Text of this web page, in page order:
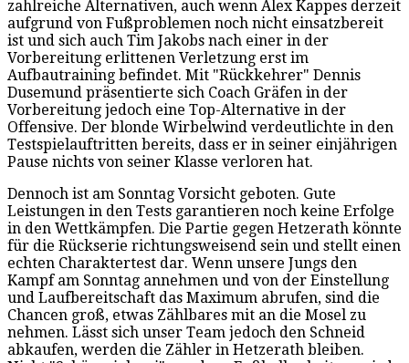
zahlreiche Alternativen, auch wenn Alex Kappes derzeit
aufgrund von Fußproblemen noch nicht einsatzbereit
ist und sich auch Tim Jakobs nach einer in der
Vorbereitung erlittenen Verletzung erst im
Aufbautraining befindet. Mit "Rückkehrer" Dennis
Dusemund präsentierte sich Coach Gräfen in der
Vorbereitung jedoch eine Top-Alternative in der
Offensive. Der blonde Wirbelwind verdeutlichte in den
Testspielauftritten bereits, dass er in seiner einjährigen
Pause nichts von seiner Klasse verloren hat.
Dennoch ist am Sonntag Vorsicht geboten. Gute
Leistungen in den Tests garantieren noch keine Erfolge
in den Wettkämpfen. Die Partie gegen Hetzerath könnte
für die Rückserie richtungsweisend sein und stellt einen
echten Charaktertest dar. Wenn unsere Jungs den
Kampf am Sonntag annehmen und von der Einstellung
und Laufbereitschaft das Maximum abrufen, sind die
Chancen groß, etwas Zählbares mit an die Mosel zu
nehmen. Lässt sich unser Team jedoch den Schneid
abkaufen, werden die Zähler in Hetzerath bleiben.